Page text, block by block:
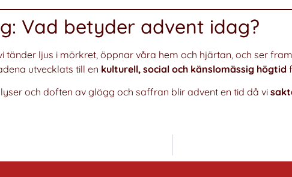
Vad betyder advent idag?
tänder ljus i mörkret, öppnar våra hem och hjärtan, och ser
utvecklats till en kulturell, social och känslomässig högtid
och doften av glögg och saffran blir advent en tid då vi